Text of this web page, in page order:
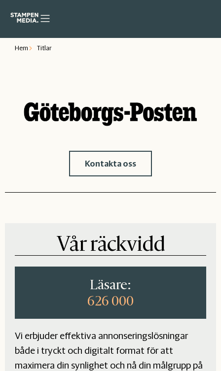
Hem Titlar
Kontakta oss
Vår räckvidd
Läsare:
626 000
Vi erbjuder effektiva annonseringslösningar
både i tryckt och digitalt format för att
maximera din synlighet och nå din målgrupp på